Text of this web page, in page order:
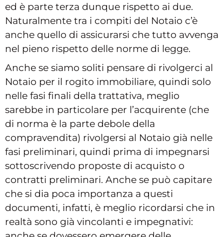
ed è parte terza dunque rispetto ai due.
Naturalmente tra i compiti del Notaio c’è
anche quello di assicurarsi che tutto avvenga
nel pieno rispetto delle norme di legge.
Anche se siamo soliti pensare di rivolgerci al
Notaio per il rogito immobiliare, quindi solo
nelle fasi finali della trattativa, meglio
sarebbe in particolare per l’acquirente (che
di norma è la parte debole della
compravendita) rivolgersi al Notaio già nelle
fasi preliminari, quindi prima di impegnarsi
sottoscrivendo proposte di acquisto o
contratti preliminari. Anche se può capitare
che si dia poca importanza a questi
documenti, infatti, è meglio ricordarsi che in
realtà sono già vincolanti e impegnativi: